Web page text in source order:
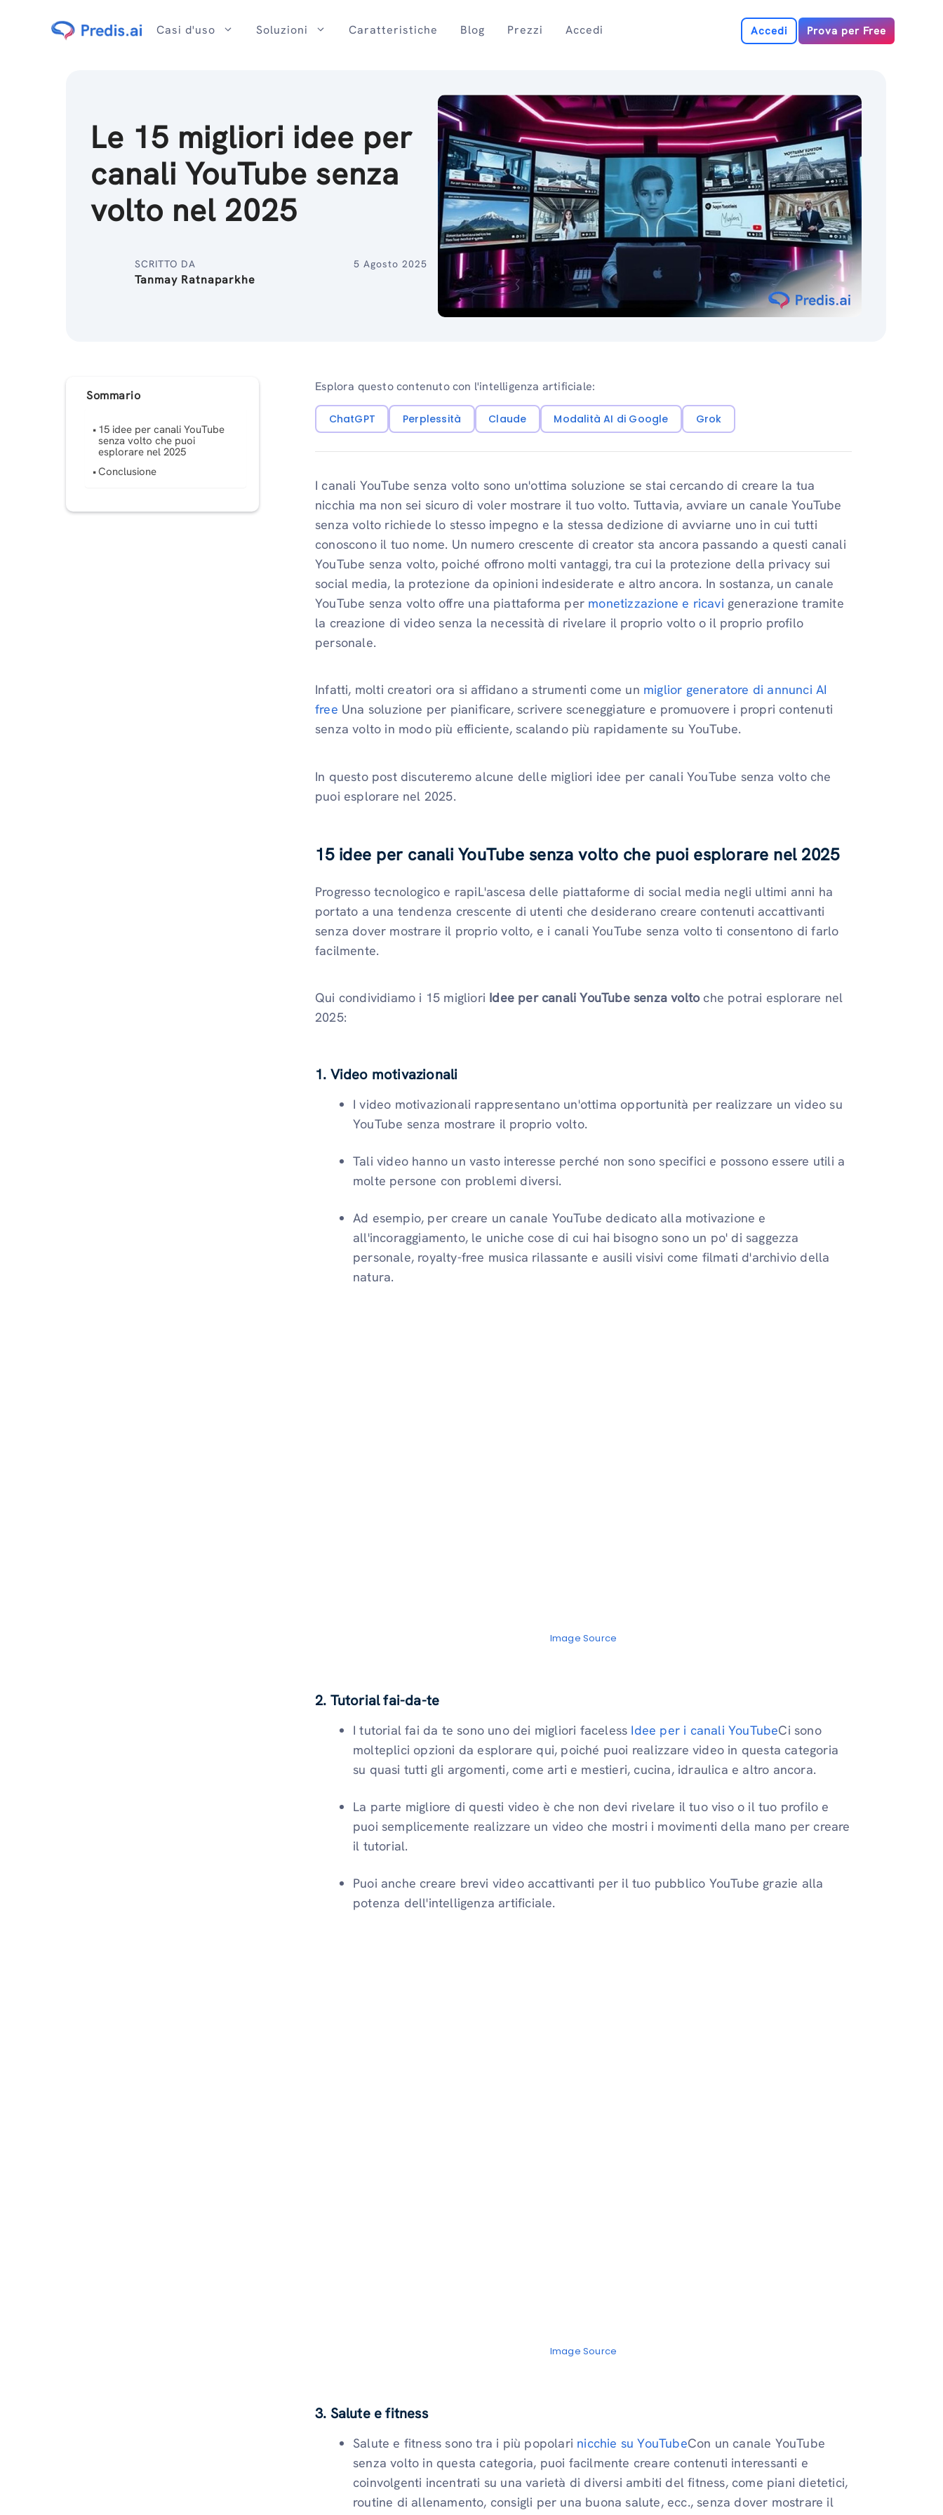
Casi d'uso Soluzioni Caratteristiche Blog Prezzi Accedi Accedi Prova per Free
Le 15 migliori idee per
canali YouTube senza
volto nel 2025
SCRITTO DA
Tanmay Ratnaparkhe
5 Agosto 2025
Sommario
15 idee per canali YouTube
senza volto che puoi
esplorare nel 2025
Conclusione
Esplora questo contenuto con l'intelligenza artificiale:
ChatGPT Perplessità Claude Modalità AI di Google Grok
I canali YouTube senza volto sono un'ottima soluzione se stai cercando di creare la tua
nicchia ma non sei sicuro di voler mostrare il tuo volto. Tuttavia, avviare un canale YouTube
senza volto richiede lo stesso impegno e la stessa dedizione di avviarne uno in cui tutti
conoscono il tuo nome. Un numero crescente di creator sta ancora passando a questi canali
YouTube senza volto, poiché offrono molti vantaggi, tra cui la protezione della privacy sui
social media, la protezione da opinioni indesiderate e altro ancora. In sostanza, un canale
YouTube senza volto offre una piattaforma per monetizzazione e ricavi generazione tramite
la creazione di video senza la necessità di rivelare il proprio volto o il proprio profilo
personale.
Infatti, molti creatori ora si affidano a strumenti come un miglior generatore di annunci AI
free Una soluzione per pianificare, scrivere sceneggiature e promuovere i propri contenuti
senza volto in modo più efficiente, scalando più rapidamente su YouTube.
In questo post discuteremo alcune delle migliori idee per canali YouTube senza volto che
puoi esplorare nel 2025.
15 idee per canali YouTube senza volto che puoi esplorare nel 2025
Progresso tecnologico e rapiL'ascesa delle piattaforme di social media negli ultimi anni ha
portato a una tendenza crescente di utenti che desiderano creare contenuti accattivanti
senza dover mostrare il proprio volto, e i canali YouTube senza volto ti consentono di farlo
facilmente.
Qui condividiamo i 15 migliori Idee per canali YouTube senza voltoche potrai esplorare nel
2025:
1. Video motivazionali
I video motivazionali rappresentano un'ottima opportunità per realizzare un video su
YouTube senza mostrare il proprio volto.
Tali video hanno un vasto interesse perché non sono specifici e possono essere utili a
molte persone con problemi diversi.
Ad esempio, per creare un canale YouTube dedicato alla motivazione e
all'incoraggiamento, le uniche cose di cui hai bisogno sono un po' di saggezza
personale, royalty-free musica rilassante e ausili visivi come filmati d'archivio della
natura.
Image Source
2. Tutorial fai-da-te
I tutorial fai da te sono uno dei migliori faceless Idee per i canali YouTubeCi sono
molteplici opzioni da esplorare qui, poiché puoi realizzare video in questa categoria
su quasi tutti gli argomenti, come arti e mestieri, cucina, idraulica e altro ancora.
La parte migliore di questi video è che non devi rivelare il tuo viso o il tuo profilo e
puoi semplicemente realizzare un video che mostri i movimenti della mano per creare
il tutorial.
Puoi anche creare brevi video accattivanti per il tuo pubblico YouTube grazie alla
potenza dell'intelligenza artificiale.
Image Source
3. Salute e fitness
Salute e fitness sono tra i più popolari nicchie su YouTubeCon un canale YouTube
senza volto in questa categoria, puoi facilmente creare contenuti interessanti e
coinvolgenti incentrati su una varietà di diversi ambiti del fitness, come piani dietetici,
routine di allenamento, consigli per una buona salute, ecc., senza dover mostrare il